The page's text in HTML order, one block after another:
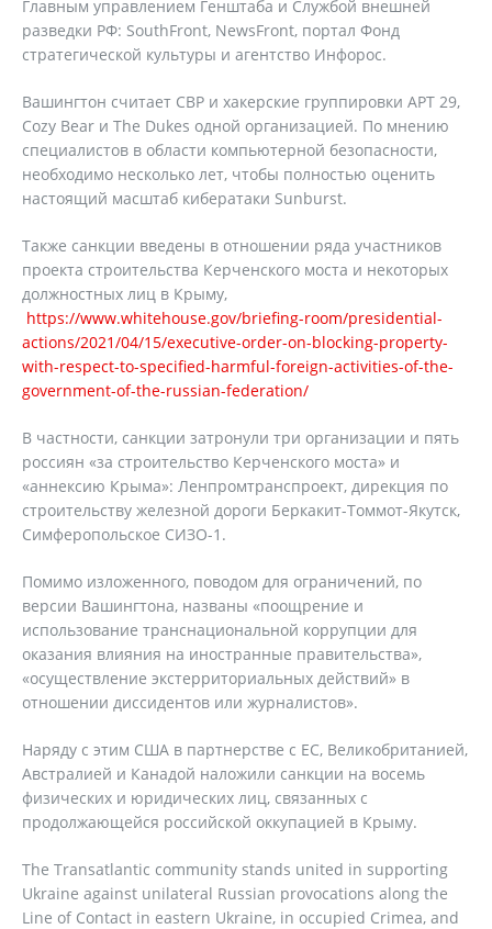
Главным управлением Генштаба и Службой внешней
разведки РФ: SouthFront, NewsFront, портал Фонд
стратегической культуры и агентство Инфорос.
Вашингтон считает СВР и хакерские группировки APT 29,
Cozy Bear и The Dukes одной организацией. По мнению
специалистов в области компьютерной безопасности,
необходимо несколько лет, чтобы полностью оценить
настоящий масштаб кибератаки Sunburst.
Также санкции введены в отношении ряда участников
проекта строительства Керченского моста и некоторых
должностных лиц в Крыму,
https://www.whitehouse.gov/briefing-room/presidential-
actions/2021/04/15/executive-order-on-blocking-property-
with-respect-to-specified-harmful-foreign-activities-of-the-
government-of-the-russian-federation/
В частности, санкции затронули три организации и пять
россиян «за строительство Керченского моста» и
«аннексию Крыма»: Ленпромтранспроект, дирекция по
строительству железной дороги Беркакит-Томмот-Якутск,
Симферопольское СИЗО-1.
Помимо изложенного, поводом для ограничений, по
версии Вашингтона, названы «поощрение и
использование транснациональной коррупции для
оказания влияния на иностранные правительства»,
«осуществление экстерриториальных действий» в
отношении диссидентов или журналистов».
Наряду с этим США в партнерстве с ЕС, Великобританией,
Австралией и Канадой наложили санкции на восемь
физических и юридических лиц, связанных с
продолжающейся российской оккупацией в Крыму.
The Transatlantic community stands united in supporting
Ukraine against unilateral Russian provocations along the
Line of Contact in eastern Ukraine, in occupied Crimea, and